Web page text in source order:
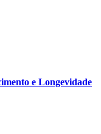
e Longevidade